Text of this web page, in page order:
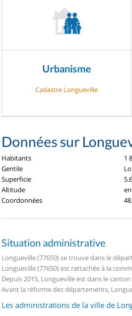
Urbanisme
Cadastre Longueville
Données sur
Habitants
1
Gentile
Superficie
Altitude
Coordonnées
Situation administrative
Longueville (77650) se trouve dans le
Longueville (77650) est rattachée à la
Depuis 2015, Longueville est dans le
Avant la réforme des départements,
Les administrations de la ville de